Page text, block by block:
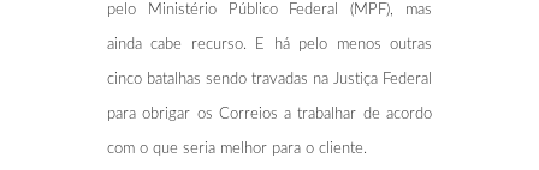
pelo Ministério Público Federal (MPF), mas
ainda cabe recurso. E há pelo menos outras
cinco batalhas sendo travadas na Justiça Federal
para obrigar os Correios a trabalhar de acordo
com o que seria melhor para o cliente.